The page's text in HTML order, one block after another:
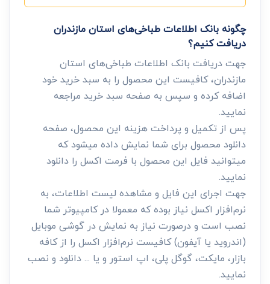
چگونه بانک اطلاعات طباخی‌های استان مازندران
دریافت کنیم؟
جهت دریافت بانک اطلاعات طباخی‌های استان
مازندران، کافیست این محصول را به سبد خرید خود
اضافه کرده و سپس به صفحه سبد خرید مراجعه
نمایید.
پس از تکمیل و پرداخت هزینه این محصول، صفحه
دانلود محصول برای شما نمایش داده میشود که
میتوانید فایل این محصول با فرمت اکسل را دانلود
نمایید.
جهت اجرای این فایل و مشاهده لیست اطلاعات، به
نرم‌افزار اکسل نیاز بوده که معمولا در کامپیوتر شما
نصب است و درصورت نیاز به نمایش در گوشی موبایل
(اندروید یا آیفون) کافیست نرم‌افزار اکسل را از کافه
بازار، مایکت، گوگل پلی، اپ استور و یا ... دانلود و نصب
نمایید.